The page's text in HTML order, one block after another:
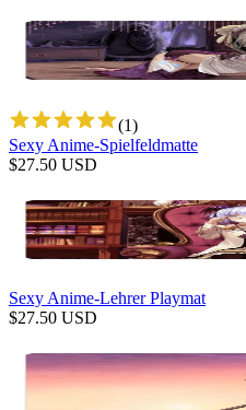
(1)
Sexy Anime-Spielfeldmatte
$27.50 USD
Sexy Anime-Lehrer Playmat
$27.50 USD